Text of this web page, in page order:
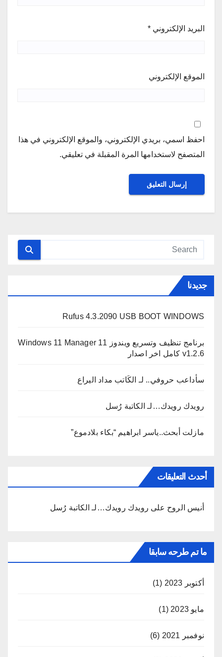
البريد الإلكتروني *
الموقع الإلكتروني
احفظ اسمي، بريدي الإلكتروني، والموقع الإلكتروني في هذا
المتصفح لاستخدامها المرة المقبلة في تعليقي.
جديدنا
Rufus 4.3.2090 USB BOOT WINDOWS
برنامج تنظيف وتسريع ويندوز 11 Windows 11 Manager
v1.2.6 كامل اخر اصدار
سأداعب حروفي.. لـ الكَاتب مداد اليراع
رويدك رويدك…لـ الكاتبة رُسل
مازلت أبحث..ياسر ابراهيم “بكاء بلادموع”
أحدث التعليقات
أنيس الروح على رويدك رويدك…لـ الكاتبة رُسل
ما تم طرحه سابقا
أكتوبر 2023 (1)
مايو 2023 (1)
نوفمبر 2021 (6)